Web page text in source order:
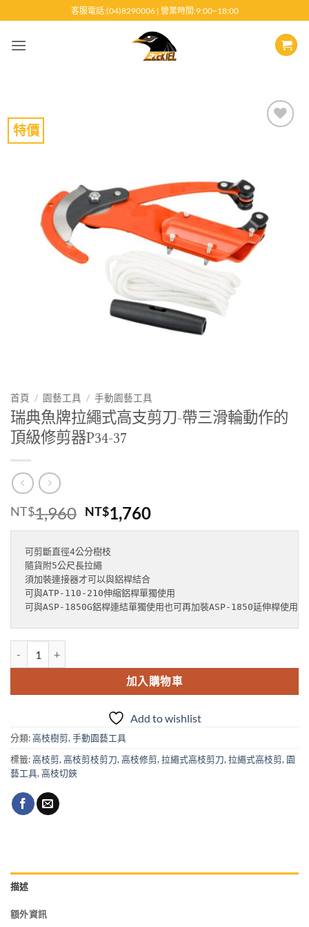
至
客服電話:(04)8290006 | 營業時間:9:00~18:00
特價
首頁 / 園藝工具 / 手動園藝工具
瑞典魚牌拉繩式高支剪刀-帶三滑輪動作的
頂級修剪器P34-37
NT$1,960 原
始
價
格：
NT$1,960。
NT$1,760目
前
可剪斷直徑4公分樹枝
隨貨附5公尺長拉繩
須加裝連接器才可以與鋁桿結合
可與ATP-110-210伸縮鋁桿單獨使用
可與ASP-1850G鋁桿連結單獨使用也可再加裝ASP-1850延伸桿使用
加入購物車
Add to wishlist
分類:高枝樹剪,手動園藝工具
標籤:高枝剪,高枝剪枝剪刀,高枝修剪,拉繩式高枝剪刀,拉繩式高枝剪, 園
藝工具,高枝切鋏
描述
額外資訊